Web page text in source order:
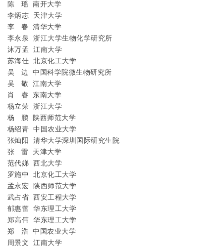
陈 瑶
南开大学
李炳志
天津大学
李
春
清华大学
李永泉
浙江大学生物化学研究所
沐万孟
江南大学
苏海佳
北京化工大学
吴
边
中国科学院微生物研究所
吴
敬
江南大学
肖
睿
东南大学
杨立荣
浙江大学
杨
鹏
陕西师范大学
杨绍青
中国农业大学
张灿阳
清华大学深圳国际研究生院
张
雷
天津大学
范代娣
西北大学
罗施中
北京化工大学
孟永宏
陕西师范大学
武占省
西安工程大学
郁惠蕾
华东理工大学
郑高伟
华东理工大学
郑
浩
中国农业大学
周景文
江南大学